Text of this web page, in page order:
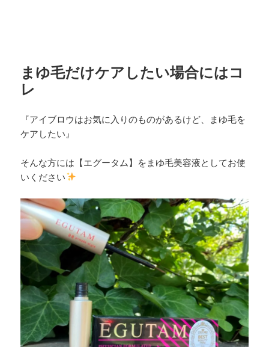
まゆ毛だけケアしたい場合にはコ
レ
『アイブロウはお気に入りのものがあるけど、まゆ毛を
ケアしたい』
そんな方には【エグータム】をまゆ毛美容液としてお使
いください